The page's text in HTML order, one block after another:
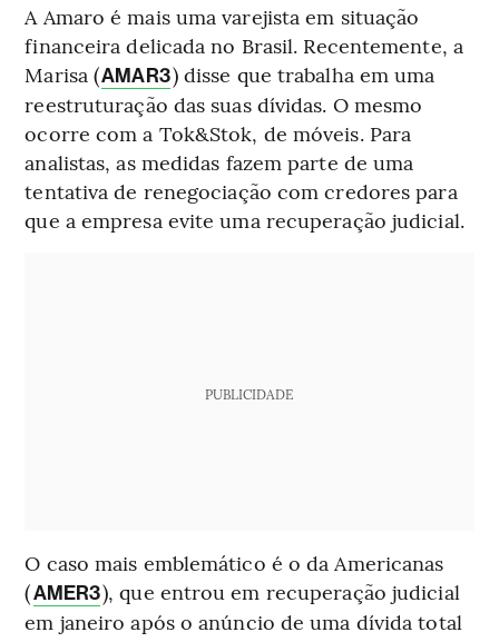
A Amaro é mais uma varejista em situação
financeira delicada no Brasil. Recentemente, a
Marisa (AMAR3) disse que trabalha em uma
reestruturação das suas dívidas. O mesmo
ocorre com a Tok&Stok, de móveis. Para
analistas, as medidas fazem parte de uma
tentativa de renegociação com credores para
que a empresa evite uma recuperação judicial.
PUBLICIDADE
O caso mais emblemático é o da Americanas
(AMER3), que entrou em recuperação judicial
em janeiro após o anúncio de uma dívida total